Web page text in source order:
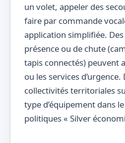
un volet, appeler des
faire par commande
application simplifiée.
présence ou de chute
tapis connectés) peuvent
ou les services
collectivités territoriales
type d’équipement dans
politiques « Silver